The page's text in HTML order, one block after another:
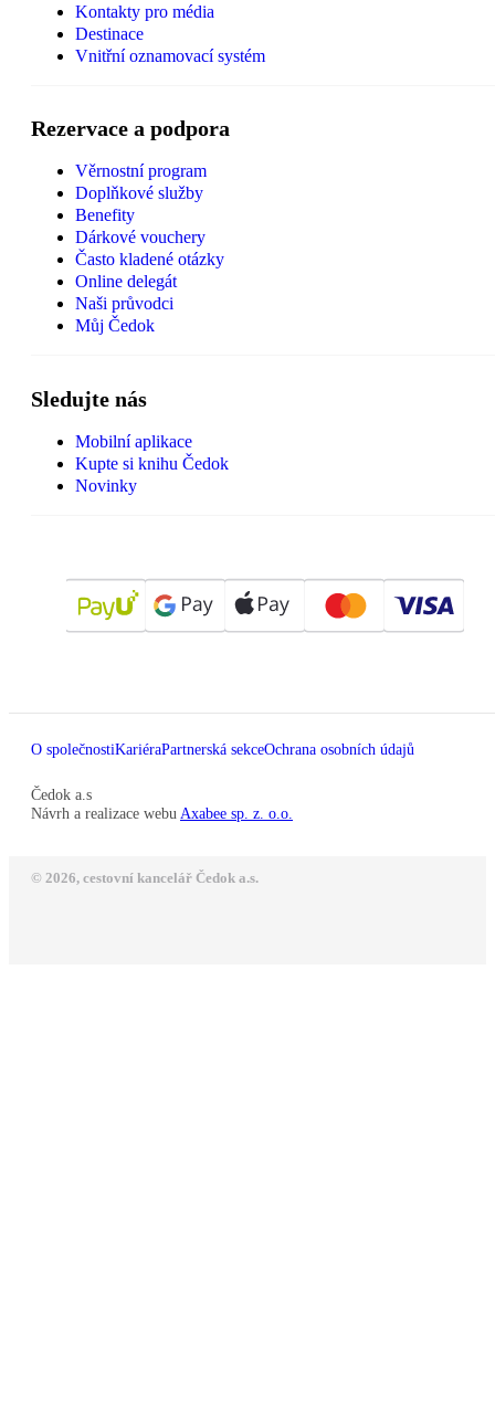
Kontakty pro média
Destinace
Vnitřní oznamovací systém
Rezervace a podpora
Věrnostní program
Doplňkové služby
Benefity
Dárkové vouchery
Často kladené otázky
Online delegát
Naši průvodci
Můj Čedok
Sledujte nás
Mobilní aplikace
Kupte si knihu Čedok
Novinky
O společnostiKariéraPartnerská sekceOchrana osobních údajů
Čedok a.s
Návrh a realizace webu Axabee sp. z. o.o.
© 2026, cestovní kancelář Čedok a.s.